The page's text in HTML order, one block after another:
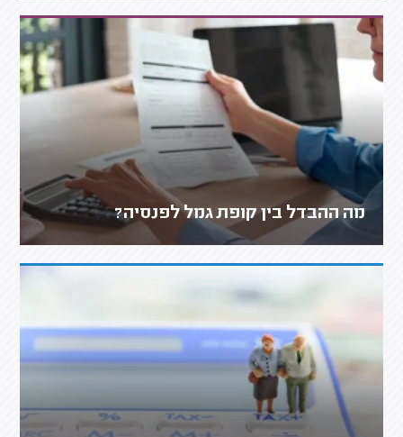
מה ההבדל בין קופת גמל לפנסיה?